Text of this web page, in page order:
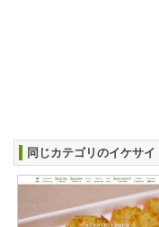
同じカテゴリのイケサイ